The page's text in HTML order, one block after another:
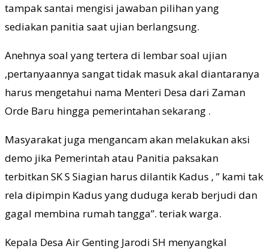
tampak santai mengisi jawaban pilihan yang
sediakan panitia saat ujian berlangsung.
Anehnya soal yang tertera di lembar soal ujian
,pertanyaannya sangat tidak masuk akal diantaranya
harus mengetahui nama Menteri Desa dari Zaman
Orde Baru hingga pemerintahan sekarang .
Masyarakat juga mengancam akan melakukan aksi
demo jika Pemerintah atau Panitia paksakan
terbitkan SK S Siagian harus dilantik Kadus , ” kami tak
rela dipimpin Kadus yang duduga kerab berjudi dan
gagal membina rumah tangga”. teriak warga.
Kepala Desa Air Genting Jarodi SH menyangkal